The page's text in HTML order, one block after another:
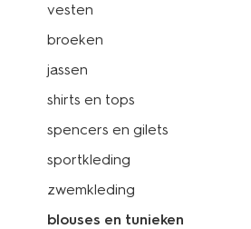
vesten
broeken
jassen
shirts en tops
spencers en gilets
sportkleding
zwemkleding
blouses en tunieken